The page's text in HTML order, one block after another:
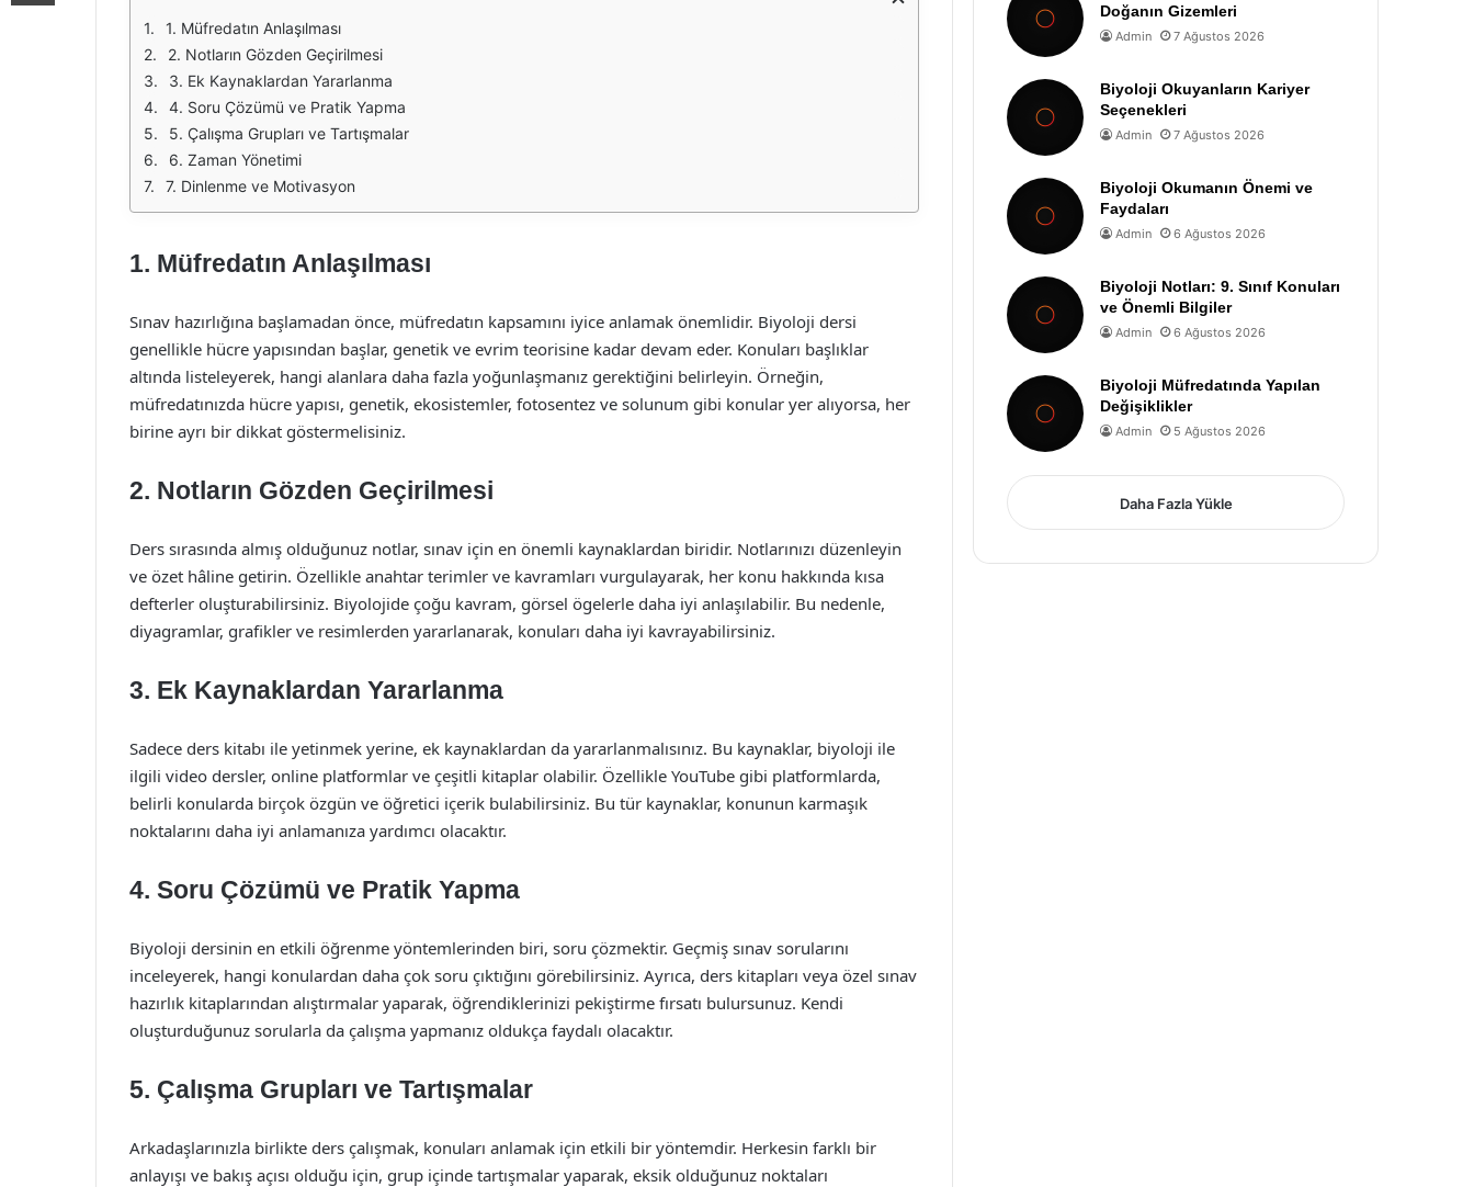
1. Müfredatın Anlaşılması
2. Notların Gözden Geçirilmesi
3. Ek Kaynaklardan Yararlanma
4. Soru Çözümü ve Pratik Yapma
5. Çalışma Grupları ve Tartışmalar
6. Zaman Yönetimi
7. Dinlenme ve Motivasyon
1. Müfredatın Anlaşılması
Sınav hazırlığına başlamadan önce, müfredatın kapsamını iyice anlamak önemlidir. Biyoloji dersi
genellikle hücre yapısından başlar, genetik ve evrim teorisine kadar devam eder. Konuları başlıklar
altında listeleyerek, hangi alanlara daha fazla yoğunlaşmanız gerektiğini belirleyin. Örneğin,
müfredatınızda hücre yapısı, genetik, ekosistemler, fotosentez ve solunum gibi konular yer alıyorsa, her
birine ayrı bir dikkat göstermelisiniz.
2. Notların Gözden Geçirilmesi
Ders sırasında almış olduğunuz notlar, sınav için en önemli kaynaklardan biridir. Notlarınızı düzenleyin
ve özet hâline getirin. Özellikle anahtar terimler ve kavramları vurgulayarak, her konu hakkında kısa
defterler oluşturabilirsiniz. Biyolojide çoğu kavram, görsel ögelerle daha iyi anlaşılabilir. Bu nedenle,
diyagramlar, grafikler ve resimlerden yararlanarak, konuları daha iyi kavrayabilirsiniz.
3. Ek Kaynaklardan Yararlanma
Sadece ders kitabı ile yetinmek yerine, ek kaynaklardan da yararlanmalısınız. Bu kaynaklar, biyoloji ile
ilgili video dersler, online platformlar ve çeşitli kitaplar olabilir. Özellikle YouTube gibi platformlarda,
belirli konularda birçok özgün ve öğretici içerik bulabilirsiniz. Bu tür kaynaklar, konunun karmaşık
noktalarını daha iyi anlamanıza yardımcı olacaktır.
4. Soru Çözümü ve Pratik Yapma
Biyoloji dersinin en etkili öğrenme yöntemlerinden biri, soru çözmektir. Geçmiş sınav sorularını
inceleyerek, hangi konulardan daha çok soru çıktığını görebilirsiniz. Ayrıca, ders kitapları veya özel sınav
hazırlık kitaplarından alıştırmalar yaparak, öğrendiklerinizi pekiştirme fırsatı bulursunuz. Kendi
oluşturduğunuz sorularla da çalışma yapmanız oldukça faydalı olacaktır.
5. Çalışma Grupları ve Tartışmalar
Arkadaşlarınızla birlikte ders çalışmak, konuları anlamak için etkili bir yöntemdir. Herkesin farklı bir
anlayışı ve bakış açısı olduğu için, grup içinde tartışmalar yaparak, eksik olduğunuz noktaları
Doğanın Gizemleri
Admin 7 Ağustos 2026
Biyoloji Okuyanların Kariyer
Seçenekleri
Admin 7 Ağustos 2026
Biyoloji Okumanın Önemi ve
Faydaları
Admin 6 Ağustos 2026
Biyoloji Notları: 9. Sınıf Konuları
ve Önemli Bilgiler
Admin 6 Ağustos 2026
Biyoloji Müfredatında Yapılan
Değişiklikler
Admin 5 Ağustos 2026
Daha Fazla Yükle